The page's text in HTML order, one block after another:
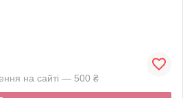
на сайті — 500 ₴